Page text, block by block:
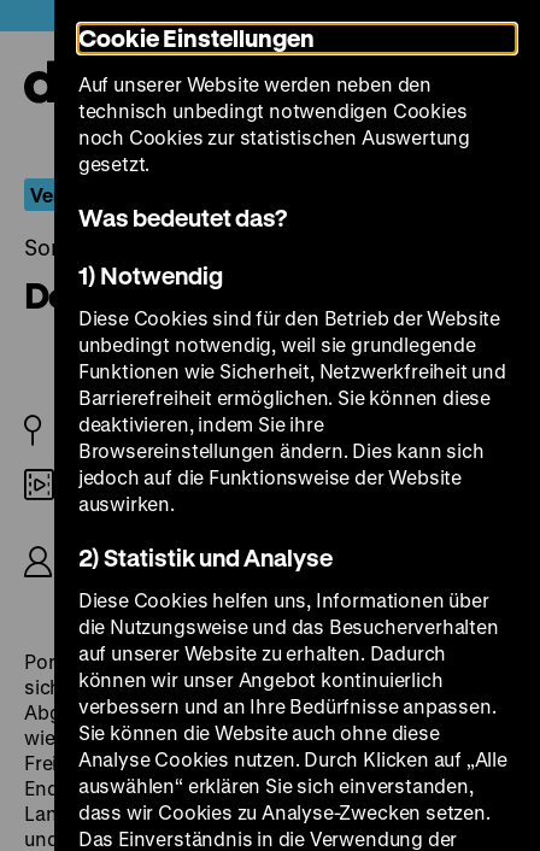
zum
Seiteninhalt
springen
Verboten!
Sonntag, 26. Januar 2014, 19.00 - 00.00 Uhr
Dorotheas Rache
BRD 1974
DigiBeta
D: Anna Henkel, Alexander von Paczensky,
Gerhard Gommel, Henry Beuck, René Durand, 92’
Porno oder Persiflage? Eine junge Hamburgerin macht
sich auf die Suche nach der Liebe und durchlebt die
Abgründe der kommerziellen Erotik auf St. Pauli. Naiv
wie eine „Alice im Sexland“ lässt sie sich mit Zuhältern,
Freiern, Masochisten und Exhibitionisten ein, bis am
Ende doch die Utopie einer sexuell befreiten
Landkommune aufscheint. Jugendliche Laiendarsteller
und echtes Kiezpersonal sorgen für eine krude
Cookie Einstellungen
Auf unserer Website werden neben den
technisch unbedingt notwendigen Cookies
noch Cookies zur statistischen Auswertung
gesetzt.
Was bedeutet das?
1) Notwendig
Diese Cookies sind für den Betrieb der Website
unbedingt notwendig, weil sie grundlegende
Funktionen wie Sicherheit, Netzwerkfreiheit und
Barrierefreiheit ermöglichen. Sie können diese
deaktivieren, indem Sie ihre
Browsereinstellungen ändern. Dies kann sich
jedoch auf die Funktionsweise der Website
auswirken.
2) Statistik und Analyse
Diese Cookies helfen uns, Informationen über
die Nutzungsweise und das Besucherverhalten
auf unserer Website zu erhalten. Dadurch
können wir unser Angebot kontinuierlich
verbessern und an Ihre Bedürfnisse anpassen.
Sie können die Website auch ohne diese
Analyse Cookies nutzen. Durch Klicken auf „Alle
auswählen“ erklären Sie sich einverstanden,
dass wir Cookies zu Analyse-Zwecken setzen.
Das Einverständnis in die Verwendung der